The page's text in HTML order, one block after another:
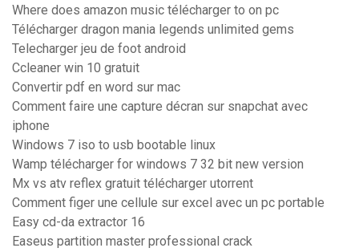
Where does amazon music télécharger to on pc
Télécharger dragon mania legends unlimited gems
Telecharger jeu de foot android
Ccleaner win 10 gratuit
Convertir pdf en word sur mac
Comment faire une capture décran sur snapchat avec
iphone
Windows 7 iso to usb bootable linux
Wamp télécharger for windows 7 32 bit new version
Mx vs atv reflex gratuit télécharger utorrent
Comment figer une cellule sur excel avec un pc portable
Easy cd-da extractor 16
Easeus partition master professional crack